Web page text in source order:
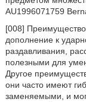
AU1996071759
[008] Преимущество
дополнение к
раздавливания,
полезными для
Другое
они часто имеют
заменяемыми, и